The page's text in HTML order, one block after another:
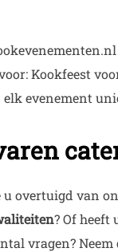
Kookfeest
evenement
u overtuigd van
? Of heeft
vragen?